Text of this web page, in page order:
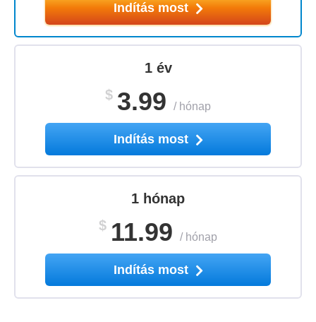
Indítás most
1 év
$ 3.99 / hónap
Indítás most
1 hónap
$ 11.99 / hónap
Indítás most